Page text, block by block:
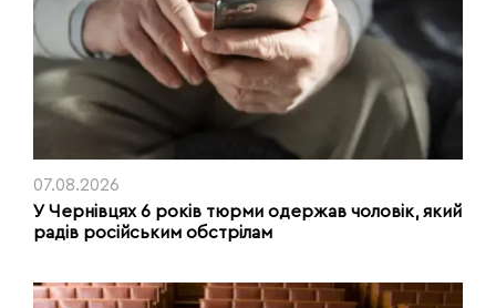
07.08.2026
У Чернівцях 6 років тюрми одержав чоловік, який
радів російським обстрілам